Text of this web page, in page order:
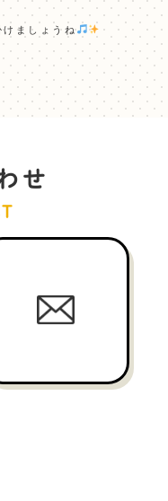
けましょうね
せ